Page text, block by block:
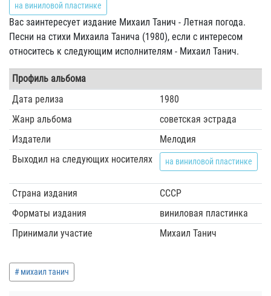
на виниловой пластинке
Вас заинтересует издание Михаил Танич - Летная погода.
Песни на стихи Михаила Танича (1980), если с интересом
относитесь к следующим исполнителям - Михаил Танич.
Профиль альбома
Дата релиза
1980
Жанр альбома
советская эстрада
Издатели
Мелодия
Выходил на следующих носителях
на виниловой пластинке
Страна издания
СССР
Форматы издания
виниловая пластинка
Принимали участие
Михаил Танич
михаил танич